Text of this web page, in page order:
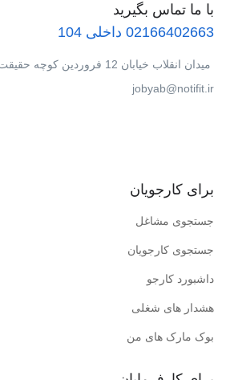
با ما تماس بگیرید
02166402663 داخلی 104
jobyab@notifit.ir
برای کارجویان
جستجوی مشاغل
جستجوی کارجویان
داشبورد کارجو
هشدار های شغلی
بوک مارک های من